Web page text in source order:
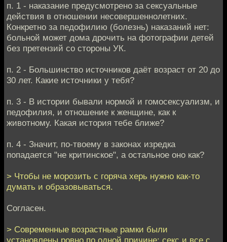
п. 1 - наказание предусмотрено за сексуальные
действия в отношении несовершеннолетних.
Конкретно за педофилию (болезнь) наказаний нет:
больной может дома дрочить на фотографии детей
без претензий со стороны УК.
п. 2 - Большинство источников даёт возраст от 20 до
30 лет. Какие источники у тебя?
п. 3 - В истории бывали нормой и гомосексуализм, и
педофилия, и отношение к женщине, как к
животному. Какая история тебе ближе?
п. 4 - Значит, по-твоему в законах изредка
попадается "не критинское", а остальное оно как?
> Чтобы не морозить с горяча херь нужно как-то
думать и образовываться.
Согласен.
> Современные возрастные рамки были